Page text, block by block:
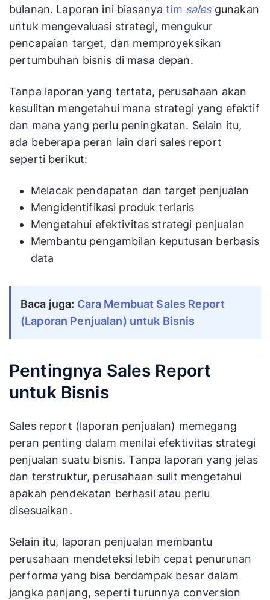
bulanan. Laporan ini biasanyatim salesgunakan
untuk mengevaluasi strategi, mengukur
pencapaian target, dan memproyeksikan
pertumbuhan bisnis di masa depan.
Tanpa laporan yang tertata, perusahaan akan
kesulitan mengetahui mana strategi yang efektif
dan mana yang perlu peningkatan. Selain itu,
ada beberapa peran lain dari sales report
seperti berikut:
Melacak pendapatan dan target penjualan
Mengidentifikasi produk terlaris
Mengetahui efektivitas strategi penjualan
Membantu pengambilan keputusan berbasis
data
Baca juga: Cara Membuat Sales Report
(Laporan Penjualan) untuk Bisnis
Pentingnya Sales Report
untuk Bisnis
Sales report (laporan penjualan) memegang
peran penting dalam menilai efektivitas strategi
penjualan suatu bisnis. Tanpa laporan yang jelas
dan terstruktur, perusahaan sulit mengetahui
apakah pendekatan berhasil atau perlu
disesuaikan.
Selain itu, laporan penjualan membantu
perusahaan mendeteksi lebih cepat penurunan
performa yang bisa berdampak besar dalam
jangka panjang, seperti turunnya conversion